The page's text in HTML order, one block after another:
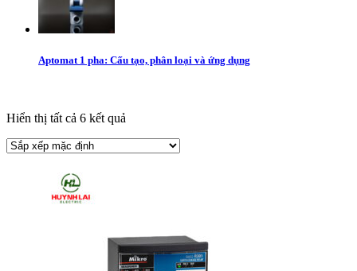
Aptomat 1 pha: Cấu tạo, phân loại và ứng dụng
Hiển thị tất cả 6 kết quả